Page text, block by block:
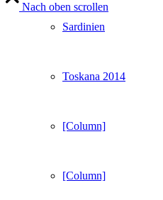
Sardinien
Toskana 2014
[Column]
[Column]
Nach oben scrollen